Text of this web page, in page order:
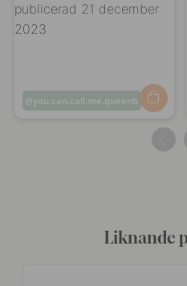
Inlägg
you.can.call.me.queenb
Liknande